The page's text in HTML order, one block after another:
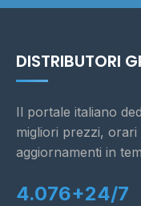
DISTRIBUTORI
Il portale italiano
migliori prezzi,
aggiornamenti in
4.076+24/7